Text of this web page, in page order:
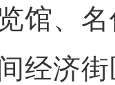
馆、
经济